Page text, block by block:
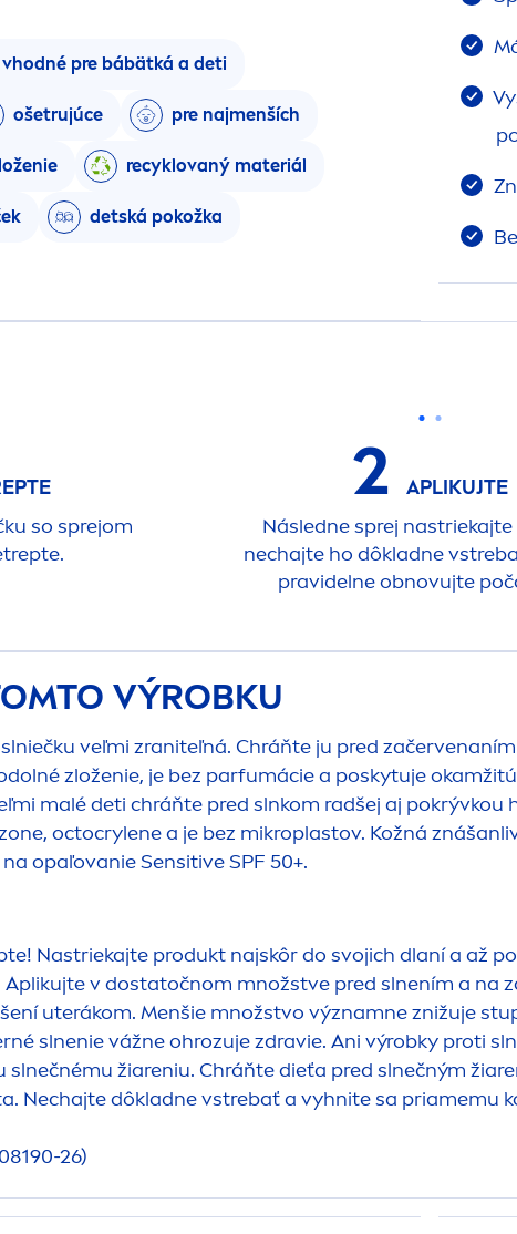
vhodné pre bábätká a deti
ošetrujúce pre najmenších
recyklovaný materiál
detská pokožka
so sprejom
2
APLIKUJTE
Následne sprej
nechajte ho dôkladne
pravidelne obnovujte
VÝROBKU
veľmi zraniteľná. Chráňte ju pred
zloženie, je bez parfumácie a poskytuje
malé deti chráňte pred slnkom radšej aj
octocrylene a je bez mikroplastov. Kožná
na opaľovanieSensitiveSPF 50+.
Nastriekajte produkt najskôr do svojich dlaní a až
v dostatočnom množstve pred slnením a na
uterákom. Menšie množstvo významne znižuje
slnenie vážne ohrozuje zdravie. Ani výrobky proti
žiareniu. Chráňte dieťa pred slnečným
Nechajte dôkladne vstrebať a vyhnite sa priamemu
26)